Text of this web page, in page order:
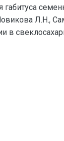
Л.Н.,